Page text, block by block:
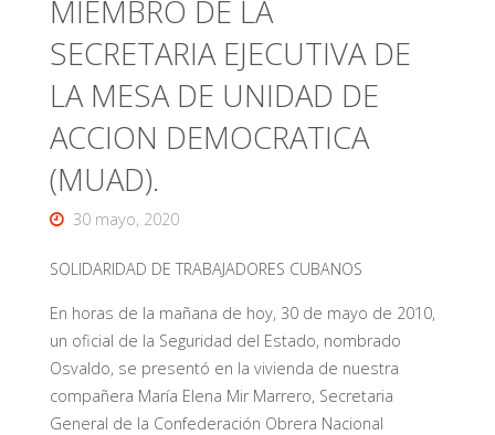
MIEMBRO DE LA
SECRETARIA EJECUTIVA DE
LA MESA DE UNIDAD DE
ACCION DEMOCRATICA
(MUAD).
30 mayo, 2020
SOLIDARIDAD DE TRABAJADORES CUBANOS
En horas de la mañana de hoy, 30 de mayo de 2010,
un oficial de la Seguridad del Estado, nombrado
Osvaldo, se presentó en la vivienda de nuestra
compañera María Elena Mir Marrero, Secretaria
General de la Confederación Obrera Nacional